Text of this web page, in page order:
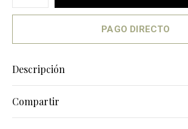
PAGO DIRECTO
Descripción
Compartir